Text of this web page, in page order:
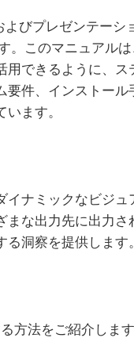
びプレゼンテーシ
。このマニュアル
できるように、ス
件、インストール
ます。
ナミックなビジュ
な出力先に出力さ
洞察を提供します。
法をご紹介します